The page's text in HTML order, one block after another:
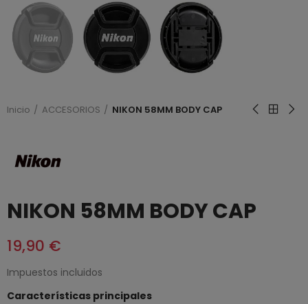
Inicio ACCESORIOS NIKON 58MM BODY CAP
NIKON 58MM BODY CAP
19,90 €
Impuestos incluidos
Características principales